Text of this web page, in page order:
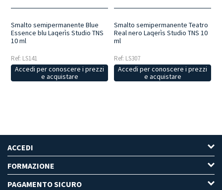
Smalto semipermanente Blue
Essence blu Laqerìs Studio TNS
10 ml
Ref: LS141
Accedi per conoscere i prezzi
e acquistare
Smalto semipermanente Teatro
Real nero Laqerìs Studio TNS 10
ml
Ref: LS307
Accedi per conoscere i prezzi
e acquistare
ACCEDI
FORMAZIONE
PAGAMENTO SICURO